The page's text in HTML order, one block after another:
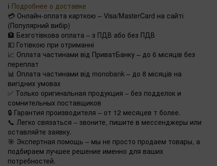
ℹ️ Подробнее о доставке
💳 Онлайн-оплата карткою – Visa/MasterCard на сайті
(Популярний вибір)
🏦 Безготівкова оплата – з ПДВ або без ПДВ
💵 Готівкою при отриманні
📈 Оплата частинами від ПриватБанку – до 6 місяців без
переплат
📊 Оплата частинами від monobank – до 8 місяців на
вигідних умовах
✅ Только оригинальная продукция – без подделок и
сомнительных поставщиков
🔒 Гарантия производителя – от 12 месяцев т более.
📞 Легко связаться – звоните, пишите в мессенджеры или
оставляйте заявку.
🎯 Экспертная помощь – мы не просто продаем товары, а
подбираем лучшее решение именно для ваших
потребностей.